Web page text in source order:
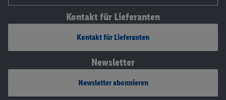
Kontakt für Lieferanten
Kontakt für Lieferanten
Newsletter
Newsletter abonnieren